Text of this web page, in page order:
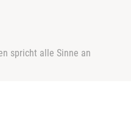
spricht alle Sinne an